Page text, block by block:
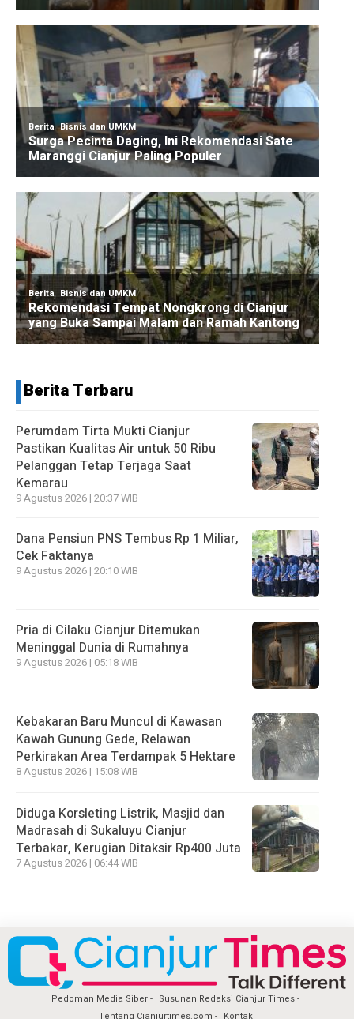
Berita Terbaru
Perumdam Tirta Mukti Cianjur
Pastikan Kualitas Air untuk 50 Ribu
Pelanggan Tetap Terjaga Saat
Kemarau
9 Agustus 2026 | 20:37 WIB
Dana Pensiun PNS Tembus Rp 1 Miliar,
Cek Faktanya
9 Agustus 2026 | 20:10 WIB
Pria di Cilaku Cianjur Ditemukan
Meninggal Dunia di Rumahnya
9 Agustus 2026 | 05:18 WIB
Kebakaran Baru Muncul di Kawasan
Kawah Gunung Gede, Relawan
Perkirakan Area Terdampak 5 Hektare
8 Agustus 2026 | 15:08 WIB
Diduga Korsleting Listrik, Masjid dan
Madrasah di Sukaluyu Cianjur
Terbakar, Kerugian Ditaksir Rp400 Juta
7 Agustus 2026 | 06:44 WIB
Pedoman Media Siber
Susunan Redaksi Cianjur Times